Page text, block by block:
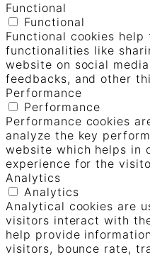
Functional
Functional
Functional cookies
functionalities like
website on social
feedbacks, and other
Performance
Performance
Performance cookies
analyze the key
website which helps in
experience for the
Analytics
Analytics
Analytical cookies are
visitors interact with
help provide
visitors, bounce rate,